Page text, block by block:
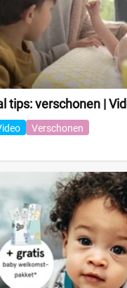
tips: verschonen |
Verschonen